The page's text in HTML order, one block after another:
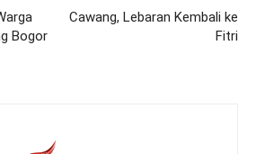
Bogor
Cawang, Lebaran Kembali ke
Fitri